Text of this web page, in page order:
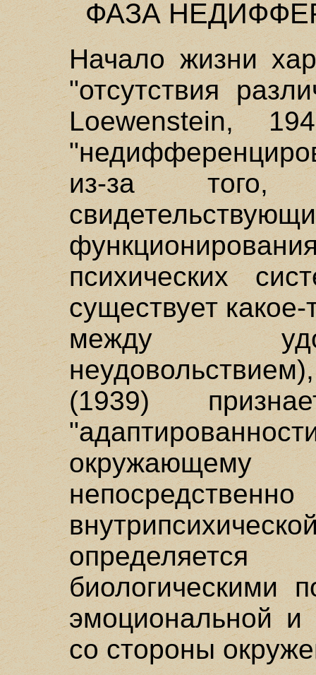
ФАЗА
Начало жизни
"отсутствия
Loewenstein,
из-за того,
психических
существует
между
(1939)
биологическими
эмоциональной и
со стороны